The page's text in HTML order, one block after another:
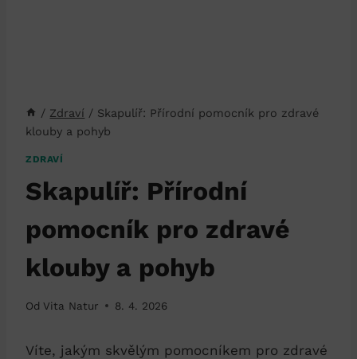
/ Zdraví / Skapulíř: Přírodní pomocník pro zdravé
klouby a pohyb
ZDRAVÍ
Skapulíř: Přírodní
pomocník pro zdravé
klouby a pohyb
Od Vita Natur 8. 4. 2026
Víte, jakým skvělým pomocníkem pro zdravé